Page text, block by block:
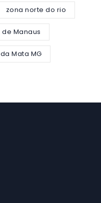
zona norte do rio
Manaus
Mata MG